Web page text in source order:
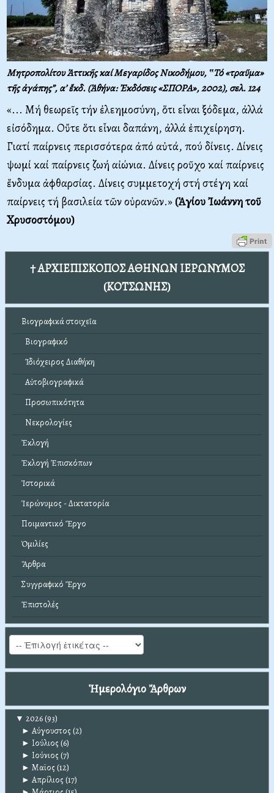
Μητροπολίτου Ἀττικῆς καί Μεγαρίδος Νικοδήμου, ‟Τό «τραῦμα»
τῆς ἀγάπης”, α’ ἔκδ. (Ἀθήνα: Ἐκδόσεις «ΣΠΟΡΑ», 2002), σελ. 124
«... Μή θεωρεῖς τήν ἐλεημοσύνη, ὅτι εἶναι ξόδεμα, ἀλλά
εἰσόδημα. Οὔτε ὅτι εἶναι δαπάνη, ἀλλά ἐπιχείρηση.
Γιατί παίρνεις περισσότερα ἀπό αὐτά, πού δίνεις. Δίνεις
ψωμί καί παίρνεις ζωή αἰώνια. Δίνεις ροῦχο καί παίρνεις
ἔνδυμα ἀφθαρσίας. Δίνεις συμμετοχή στή στέγη καί
παίρνεις τή βασιλεία τῶν οὐρανῶν.» (Ἁγίου Ἰωάννη τοῦ
Χρυσοστόμου)
† ΑΡΧΙΕΠΙΣΚΟΠΟΣ ΑΘΗΝΩΝ ΙΕΡΩΝΥΜΟΣ
(ΚΟΤΣΩΝΗΣ)
Βιογραφικά στοιχεῖα
Βιογραφικό
Ἰδιόχειρος Διαθήκη
Αὐτοβιογραφικά
Προσωπικότητα
Νεκρολογίες
Ἐκλογή
Ἐκλογή Ἐπισκόπων
Ἱστορικά
Ἱερώνυμος - Δικτατορία
Ποιμαντικό Ἔργο
Ὁμιλίες
Ἄρθρα
Συγγραφικό Ἔργο
Ἐπιστολές
Ἡμερολόγιο Ἄρθρων
▼ 2026(93)
► Αύγουστος (2)
► Ιούλιος (6)
► Ιούνιος (7)
► Μαϊος (12)
► Απρίλιος (17)